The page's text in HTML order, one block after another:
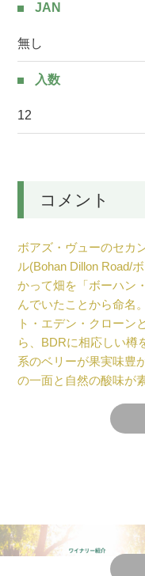
JAN
無し
入数
12
コメント
ボアズ・ヴューのセカ
ル(Bohan Dillon Road/
かって畑を「ボーハン
んでいたことから命名
ト・エデン・クローン
ら、BDRに相応しい樽
系のベリーが果実味豊
の一面と自然の酸味が
トーマス・リヴァース
シュレイダー夫妻、デ
D･Rビー・ディ・アー
ィロン・ロードの略）。
ボアズ・ヴューの畑を